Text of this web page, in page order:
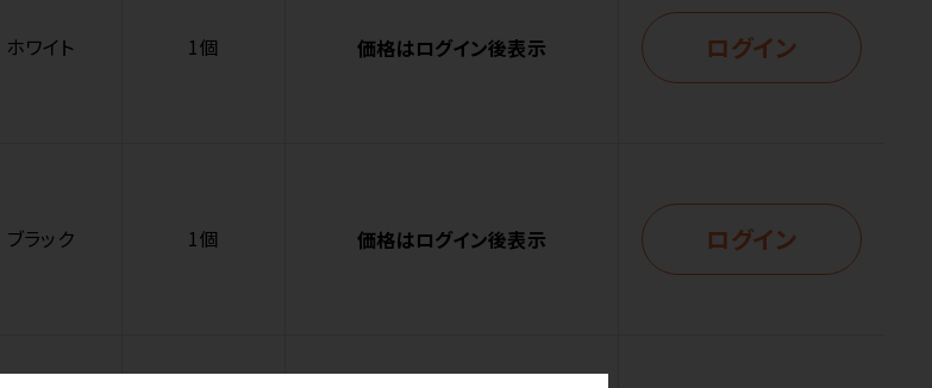
ホワイト 1個 価格はログイン後表示 ログイン
ブラック 1個 価格はログイン後表示 ログイン